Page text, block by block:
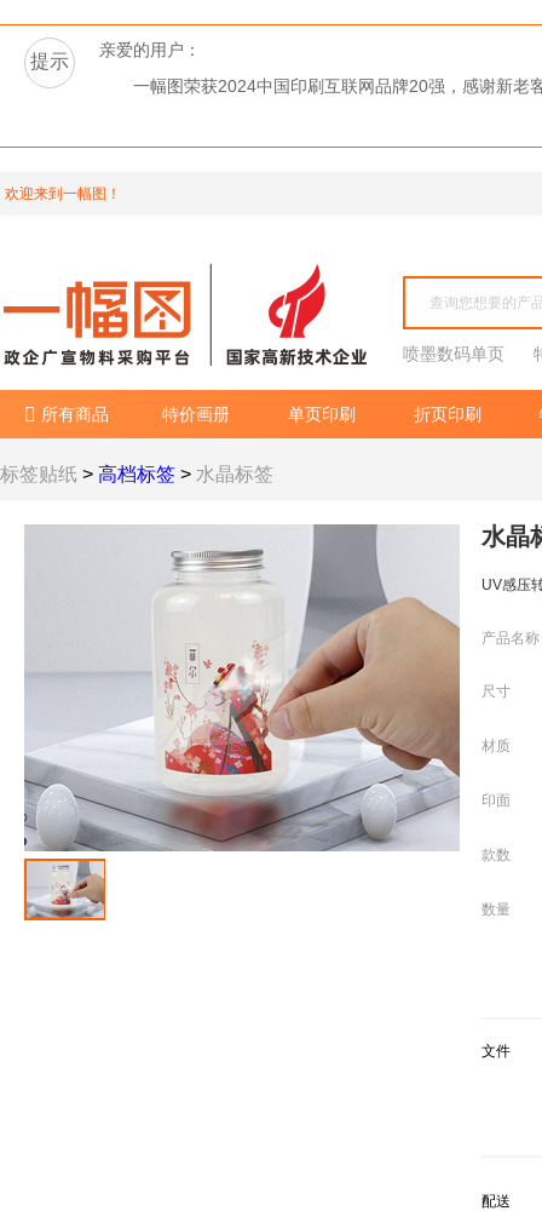
提示
亲爱的用户：
一幅图荣获2024中国印刷互联网品牌20强，感谢新老
欢迎来到一幅图！
喷墨数码单页
 所有商品 特价画册 单页印刷 折页印刷
标签贴纸 > 高档标签 > 水晶标签
水晶
UV感压
产品名称
尺寸
材质
印面
款数
数量
文件
配送